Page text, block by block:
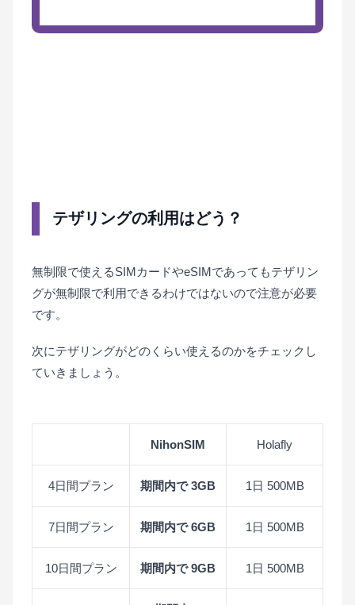
テザリングの利用はどう？
無制限で使えるSIMカードやeSIMであってもテザリン
グが無制限で利用できるわけではないので注意が必要
です。
次にテザリングがどのくらい使えるのかをチェックし
ていきましょう。
NihonSIM Holafly
4日間プラン 期間内で 3GB 1日 500MB
7日間プラン 期間内で 6GB 1日 500MB
10日間プラン 期間内で 9GB 1日 500MB